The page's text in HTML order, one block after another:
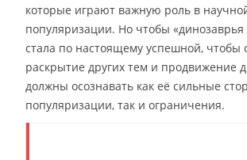
которые играют важную роль в
популяризации. Но чтобы
стала по настоящему успешной, чтобы
раскрытие других тем и продвижение
должны осознавать как её сильные
популяризации, так и ограничения.